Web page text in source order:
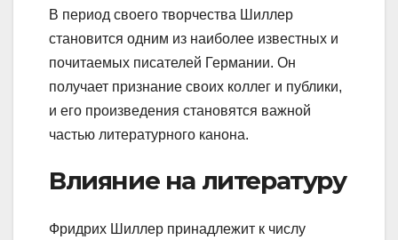
В период своего творчества Шиллер
становится одним из наиболее известных и
почитаемых писателей Германии. Он
получает признание своих коллег и публики,
и его произведения становятся важной
частью литературного канона.
Влияние на литературу
Фридрих Шиллер принадлежит к числу